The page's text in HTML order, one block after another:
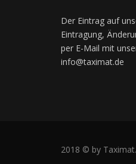
Der Eintrag auf
Eintragung,
per E-Mail mit
info@taximat.de
2018 © by